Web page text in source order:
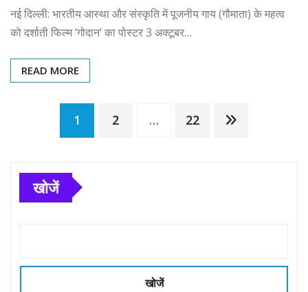
नई दिल्ली: भारतीय आस्था और संस्कृति में पूजनीय गाय (गौमाता) के महत्व
को दर्शाती फिल्म ‘गोदान’ का पोस्टर 3 अक्टूबर…
READ MORE
Posts
pagination
1 2 … 22
खोजें
खोजें